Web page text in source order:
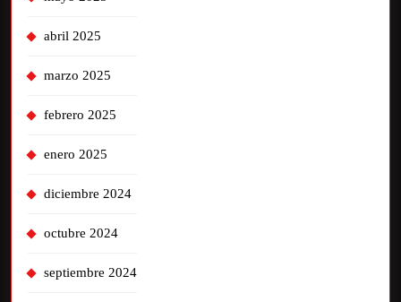
abril 2025
marzo 2025
febrero 2025
enero 2025
diciembre 2024
octubre 2024
septiembre 2024